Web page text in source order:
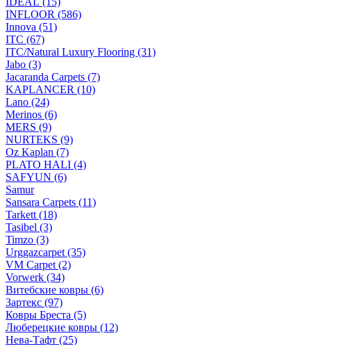
INFLOOR (586)
Innova (51)
ITC (67)
ITC/Natural Luxury Flooring (31)
Jabo (3)
Jacaranda Carpets (7)
KAPLANCER (10)
Lano (24)
Merinos (6)
MERS (9)
NURTEKS (9)
Oz Kaplan (7)
PLATO HALI (4)
SAFYUN (6)
Samur
Sansara Carpets (11)
Tarkett (18)
Tasibel (3)
Timzo (3)
Urggazcarpet (35)
VM Carpet (2)
Vorwerk (34)
Витебские ковры (6)
Зартекс (97)
Ковры Бреста (5)
Люберецкие ковры (12)
Нева-Тафт (25)